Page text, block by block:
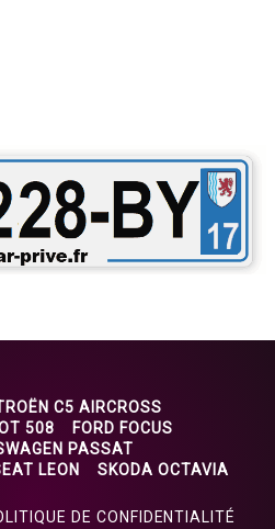
C5 AIRCROSS
508
FORD FOCUS
PASSAT
LEON SKODA OCTAVIA
DE CONFIDENTIALITÉ